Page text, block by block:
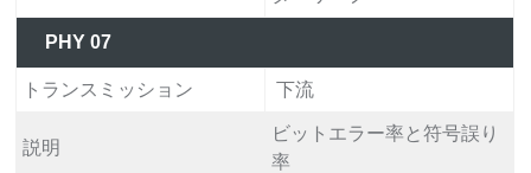
PHY 07
トランスミッション 下流
説明
ビットエラー率と符号誤り
率